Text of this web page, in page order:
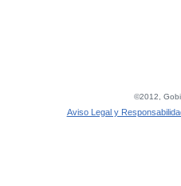
©2012,
Aviso Legal y